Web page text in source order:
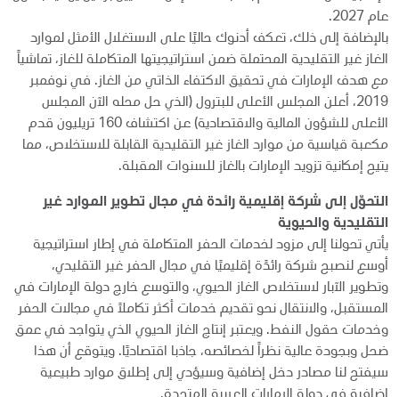
عام 2027.
بالإضافة إلى ذلك، تعكف أدنوك حاليًا على الاستغلال الأمثل لموارد
الغاز غير التقليدية المحتملة ضمن استراتيجيتها المتكاملة للغاز، تماشياً
مع هدف الإمارات في تحقيق الاكتفاء الذاتي من الغاز. في نوفمبر
2019، أعلن المجلس الأعلى للبترول (الذي حل محله الآن المجلس
الأعلى للشؤون المالية والاقتصادية) عن اكتشاف 160 تريليون قدم
مكعبة قياسية من موارد الغاز غير التقليدية القابلة للاستخلاص، مما
يتيح إمكانية تزويد الإمارات بالغاز للسنوات المقبلة.
التحوّل إلى شركة إقليمية رائدة في مجال تطوير الموارد غير
التقليدية والحيوية
يأتي تحولنا إلى مزود لخدمات الحفر المتكاملة في إطار استراتيجية
أوسع لنصبح شركة رائدًة إقليميًا في مجال الحفر غير التقليدي،
وتطوير الآبار لاستخلاص الغاز الحيوي، والتوسع خارج دولة الإمارات في
المستقبل، والانتقال نحو تقديم خدمات أكثر تكاملاً في مجالات الحفر
وخدمات حقول النفط. ويعتبر إنتاج الغاز الحيوي الذي يتواجد في عمق
ضحل وبجودة عالية نظراً لخصائصه، جاذبا اقتصاديًا. ويتوقع أن هذا
سيفتح لنا مصادر دخل إضافية وسيؤدي إلى إطلاق موارد طبيعية